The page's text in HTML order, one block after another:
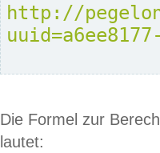
http://
Die Formel zur
lautet: